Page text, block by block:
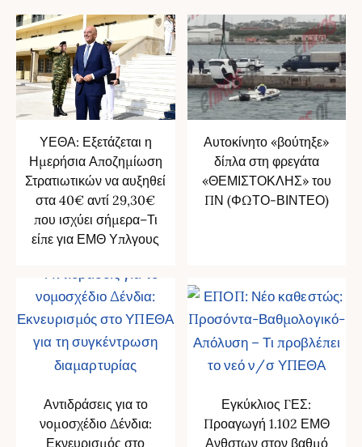
ΥΕΘΑ: Εξετάζεται η
Ημερήσια Αποζημίωση
Στρατιωτικών να αυξηθεί
στα 40€ αντί 29,30€
που ισχύει σήμερα–Τι
είπε για ΕΜΘ Υπλγους
Αυτοκίνητο «βούτηξε»
δίπλα στη φρεγάτα
«ΘΕΜΙΣΤΟΚΛΗΣ» του
ΠΝ (ΦΩΤΟ-ΒΙΝΤΕΟ)
Αντιδράσεις για το
νομοσχέδιο Δένδια:
Εκνευρισμός στο
Εγκύκλιος ΓΕΣ:
Προαγωγή 1.102 ΕΜΘ
Ανθστων στον βαθμό